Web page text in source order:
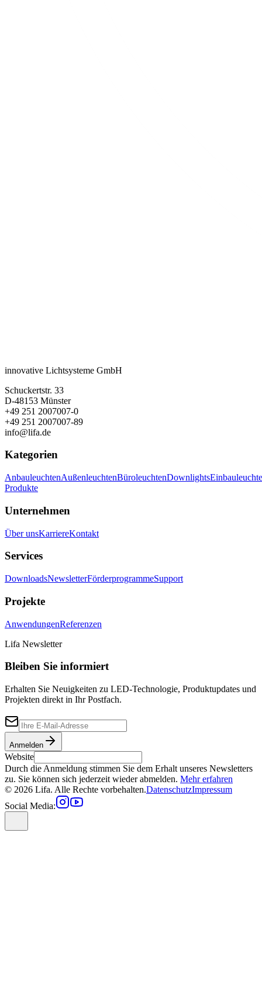
innovative Lichtsysteme GmbH
Schuckertstr. 33
D-48153 Münster
+49 251 2007007-0
+49 251 2007007-89
info@lifa.de
Kategorien
AnbauleuchtenAußenleuchtenBüroleuchtenDownlights
Produkte
Unternehmen
Über unsKarriereKontakt
Services
DownloadsNewsletterFörderprogrammeSupport
Projekte
AnwendungenReferenzen
Lifa Newsletter
Bleiben Sie informiert
Erhalten Sie Neuigkeiten zu LED-Technologie, Produktupdates und
Projekten direkt in Ihr Postfach.
Anmelden
Website
Durch die Anmeldung stimmen Sie dem Erhalt unseres Newsletters
zu. Sie können sich jederzeit wieder abmelden. Mehr erfahren
© 2026 Lifa. Alle Rechte vorbehalten.DatenschutzImpressum
Social Media: